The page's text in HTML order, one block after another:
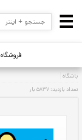
فروشگاه